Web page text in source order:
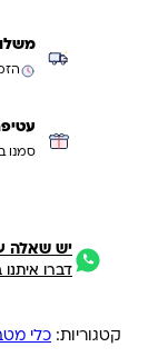
משלוח
סמנו
יש שאלה
דברו
קטגוריות: כלי